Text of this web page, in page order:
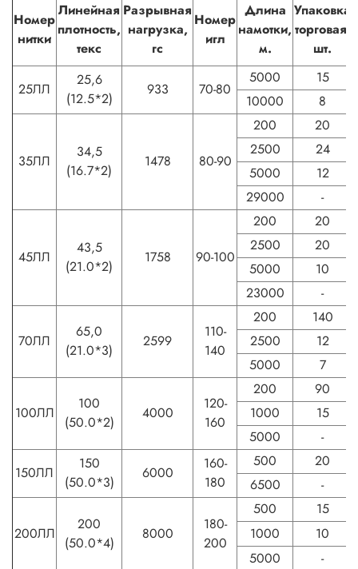
Номер
нитки
Линейная
плотность,
текс
Разрывная
нагрузка,
гс
Номер
игл
Длина
намотки,
м.
Упаковка
торговая,
шт.
25ЛЛ
25,6
(12.5*2)
933 70-80
5000
15
10000
8
35ЛЛ
34,5
(16.7*2)
1478 80-90
200
20
2500
24
5000
12
29000
-
45ЛЛ
43,5
(21.0*2)
1758 90-100
200
20
2500
20
5000
10
23000
-
70ЛЛ
65,0
(21.0*3)
2599
110-
140
200
140
2500
12
5000
7
100ЛЛ
100
(50.0*2)
4000
120-
160
200
90
1000
15
5000
-
150ЛЛ
150
(50.0*3)
6000
160-
180
500
20
6500
-
200ЛЛ
200
(50.0*4)
8000
180-
200
500
15
1000
10
5000
-